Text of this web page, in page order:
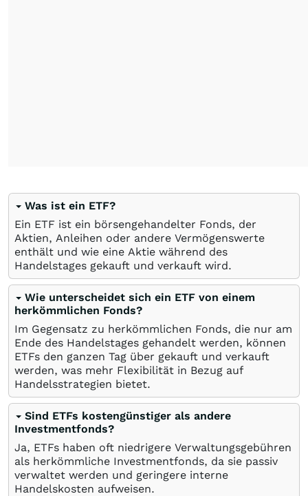
Was ist ein ETF?
Ein ETF ist ein börsengehandelter Fonds, der
Aktien, Anleihen oder andere Vermögenswerte
enthält und wie eine Aktie während des
Handelstages gekauft und verkauft wird.
Wie unterscheidet sich ein ETF von einem
herkömmlichen Fonds?
Im Gegensatz zu herkömmlichen Fonds, die nur am
Ende des Handelstages gehandelt werden, können
ETFs den ganzen Tag über gekauft und verkauft
werden, was mehr Flexibilität in Bezug auf
Handelsstrategien bietet.
Sind ETFs kostengünstiger als andere
Investmentfonds?
Ja, ETFs haben oft niedrigere Verwaltungsgebühren
als herkömmliche Investmentfonds, da sie passiv
verwaltet werden und geringere interne
Handelskosten aufweisen.